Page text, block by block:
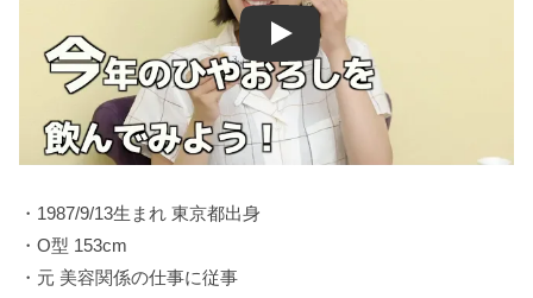
・1987/9/13生まれ 東京都出身
・O型 153cm
・元 美容関係の仕事に従事